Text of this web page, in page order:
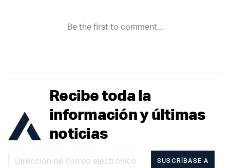
Recibe toda la
información y últimas
noticias
SUSCRÍBASE A